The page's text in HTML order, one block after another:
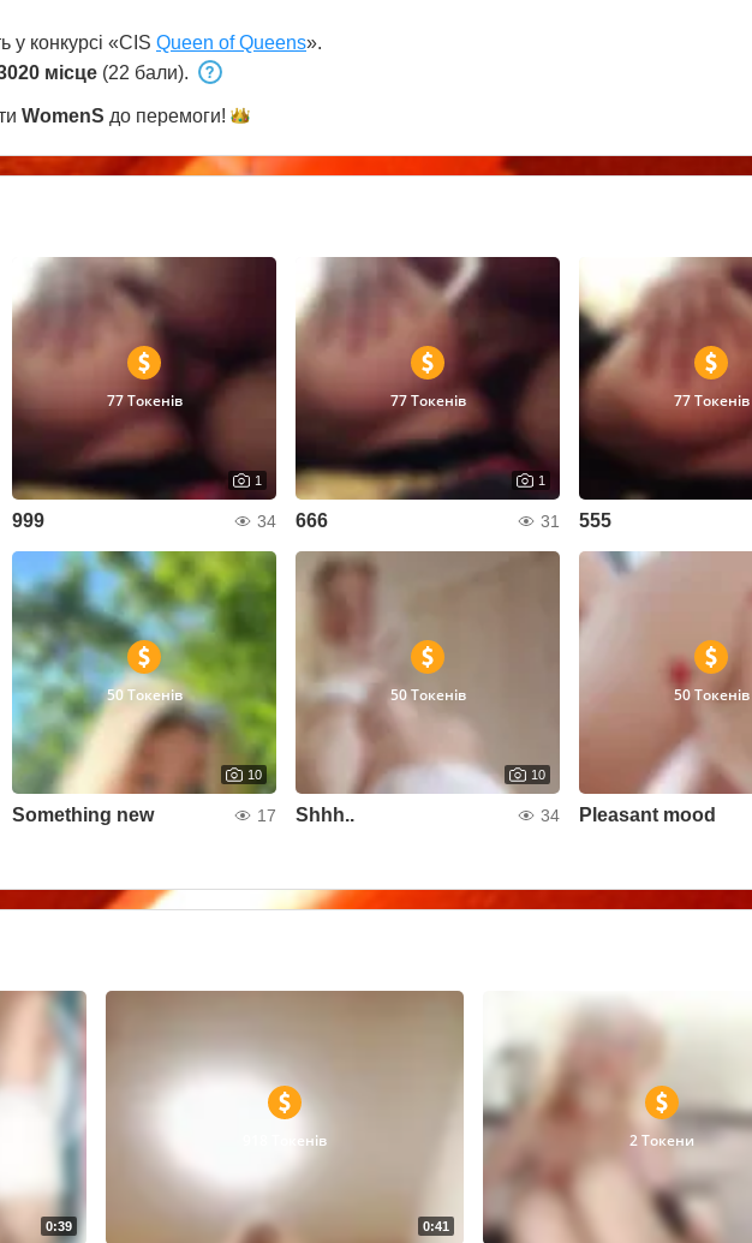
у конкурсі «CIS Queen of Queens».
місце (22 бали).
WomenS до перемоги!
77 Токенів
1
999 34
77 Токенів
1
666 31
77 Токенів
555
50 Токенів
10
Something new 17
50 Токенів
10
Shhh.. 34
50 Токенів
Pleasant mood
0:39 0:41
918 Токенів 2 Токени